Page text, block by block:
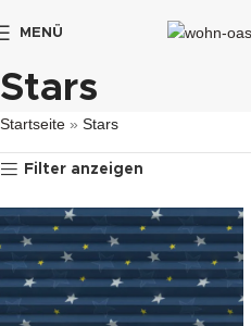
MENÜ
Stars
Startseite » Stars
Filter anzeigen